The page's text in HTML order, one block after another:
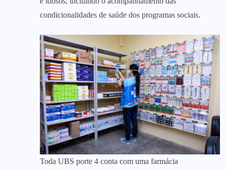
condicionalidades de saúde dos programas sociais.
Toda UBS porte 4 conta com uma farmácia